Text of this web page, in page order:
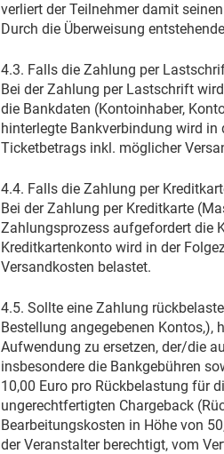
verliert der Teilnehmer damit
Durch die Überweisung
4.3. Falls die Zahlung per
Bei der Zahlung per Lastschrift
die Bankdaten (Kontoinhaber,
hinterlegte Bankverbindung wird
Ticketbetrags inkl. möglicher
4.4. Falls die Zahlung per
Bei der Zahlung per Kreditkarte
Zahlungsprozess aufgefordert die
Kreditkartenkonto wird in der
Versandkosten belastet.
4.5. Sollte eine Zahlung
Bestellung angegebenen Kontos,),
Aufwendung zu ersetzen, der/die
insbesondere die Bankgebühren
10,00 Euro pro Rückbelastung für
ungerechtfertigten Chargeback
Bearbeitungskosten in Höhe von
der Veranstalter berechtigt, vom